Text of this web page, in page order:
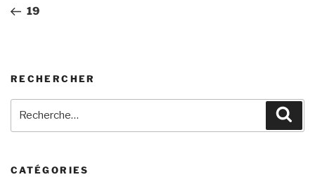
l’article
précédent
19
RECHERCHER
CATÉGORIES